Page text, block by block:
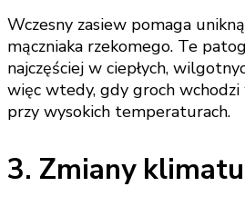
Wczesny zasiew pomaga
mączniaka rzekomego. Te
najczęściej w ciepłych,
więc wtedy, gdy groch
przy wysokich temperaturach.
3. Zmiany klimatu